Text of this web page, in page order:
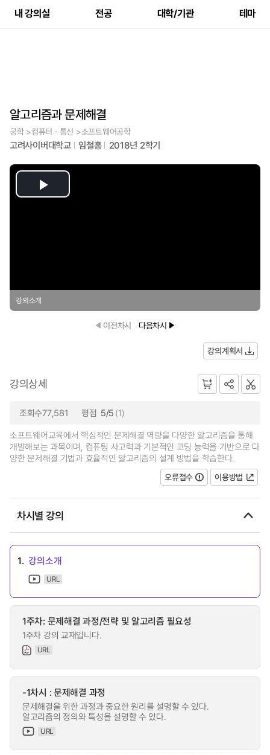
내 강의실 전공 대학/기관 테마
알고리즘과 문제해결
공학 >컴퓨터ㆍ통신 >소프트웨어공학
고려사이버대학교 임철홍 2018년 2학기
Play
강의소개
이전차시 다음차시
강의계획서
강의상세
조회수77,581 평점 5/5 (1)
소프트웨어교육에서 핵심적인 문제해결 역량을 다양한 알고리즘을 통해
개발해보는 과목이며, 컴퓨팅 사고력과 기본적인 코딩 능력을 기반으로 다
양한 문제해결 기법과 효율적인 알고리즘의 설계 방법을 학습한다.
오류접수
이용방법
차시별 강의
1. 강의소개
URL
1주차: 문제해결 과정/전략 및 알고리즘 필요성
1주차 강의 교재입니다.
URL
-1차시 : 문제해결 과정
문제해결을 위한 과정과 중요한 원리를 설명할 수 있다.
알고리즘의 정의와 특성을 설명할 수 있다.
URL